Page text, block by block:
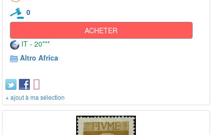
0
ACHETER
IT - 20***
Altro Africa
+ ajout à ma sélection